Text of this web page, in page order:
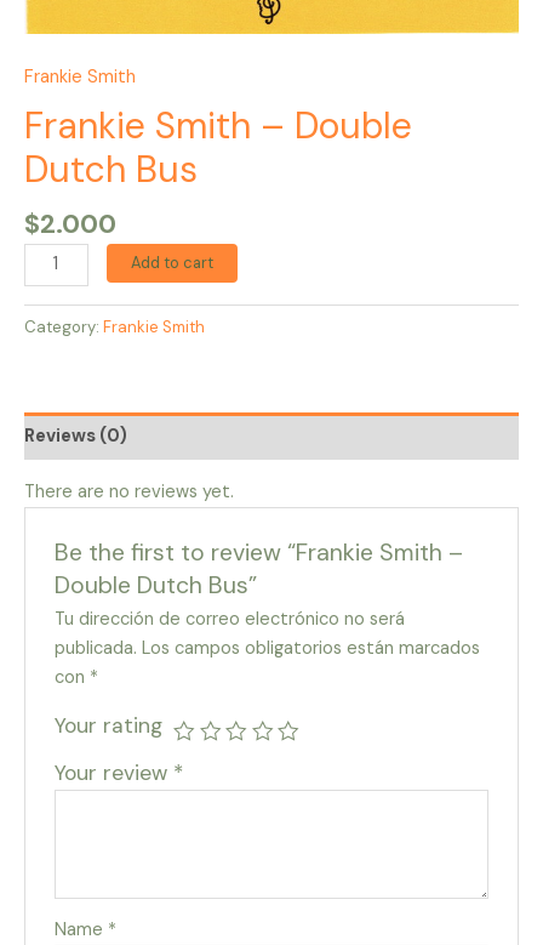
Frankie Smith
Frankie Smith – Double
Dutch Bus
$2.000
Add to cart
Category: Frankie Smith
Reviews (0)
There are no reviews yet.
Be the first to review “Frankie Smith –
Double Dutch Bus”
Tu dirección de correo electrónico no será
publicada. Los campos obligatorios están marcados
con *
Your rating
Your review *
Name *